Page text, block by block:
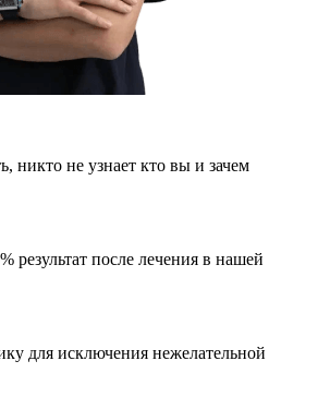
никто не узнает кто вы и зачем
результат после лечения в нашей
для исключения нежелательной